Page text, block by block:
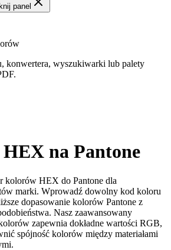
panel
konwertera, wyszukiwarki lub palety
na Pantone
kolorów HEX do Pantone dla
marki. Wprowadź dowolny kod koloru
dopasowanie kolorów Pantone z
Nasz zaawansowany
zapewnia dokładne wartości RGB,
spójność kolorów między materiałami